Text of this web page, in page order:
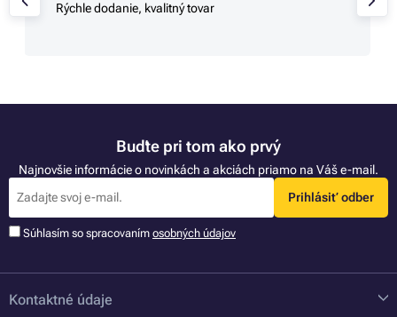
Rýchle dodanie, kvalitný tovar
Buďte pri tom ako prvý
Najnovšie informácie o novinkách a akciách priamo na Váš e-mail.
Prihlásiť odber
Súhlasím so spracovaním osobných údajov
Kontaktné údaje